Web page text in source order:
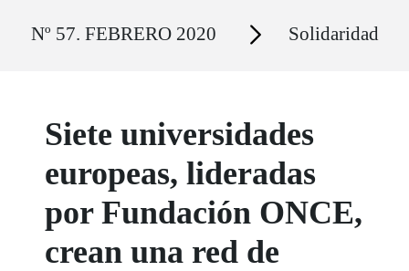
Nº 57. FEBRERO 2020 Secciones Solidaridad
Siete universidades
europeas, lideradas
por Fundación ONCE,
crean una red de